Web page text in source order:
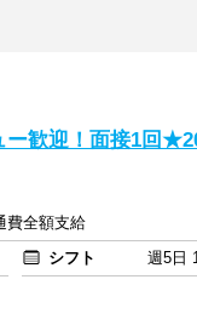
ー歓迎！面接1回
費全額支給
シフト
週5日